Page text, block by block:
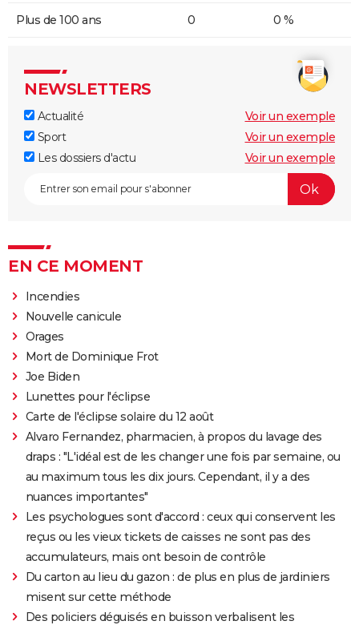
Plus de 100 ans 0 0 %
NEWSLETTERS
Actualité
Voir un exemple
Sport
Voir un exemple
Les dossiers d'actu
Voir un exemple
EN CE MOMENT
Incendies
Nouvelle canicule
Orages
Mort de Dominique Frot
Joe Biden
Lunettes pour l'éclipse
Carte de l'éclipse solaire du 12 août
Alvaro Fernandez, pharmacien, à propos du lavage des
draps : "L'idéal est de les changer une fois par semaine, ou
au maximum tous les dix jours. Cependant, il y a des
nuances importantes"
Les psychologues sont d'accord : ceux qui conservent les
reçus ou les vieux tickets de caisses ne sont pas des
accumulateurs, mais ont besoin de contrôle
Du carton au lieu du gazon : de plus en plus de jardiniers
misent sur cette méthode
Des policiers déguisés en buisson verbalisent les